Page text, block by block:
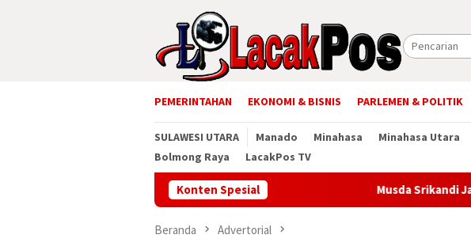
PEMERINTAHAN EKONOMI & BISNIS PARLEMEN & POLITIK
SULAWESI UTARA Manado Minahasa Minahasa Utara
Bolmong Raya
LacakPos TV
Konten Spesial Musda Srikandi Jaga Desa
Beranda Advertorial